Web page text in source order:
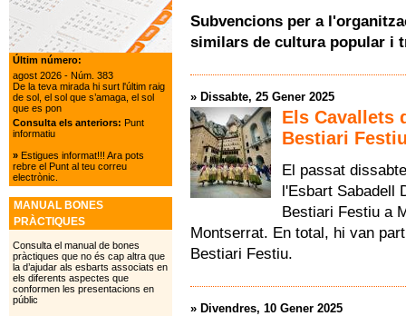
Subvencions per a
similars de cultura popular i
» Dissabte, 25 Gener 2025
Els Cavallets
Bestiari
El passat
l'Esbart Sabadell
Bestiari Festiu a
Montserrat. En total, hi van
Bestiari Festiu.
» Divendres, 10 Gener 2025
Últim número:
agost 2026 - Núm. 383
De la teva mirada hi surt l'últim raig
de sol, el sol que s’amaga, el sol
que es pon
Consulta els anteriors: Punt
informatiu
»Estigues informat!!! Ara pots
rebre el Punt al teu correu
electrònic.
MANUAL BONES
PRÀCTIQUES
Consulta el manual de bones
pràctiques que no és cap altra que
la d’ajudar als esbarts associats en
els diferents aspectes que
conformen les presentacions en
públic